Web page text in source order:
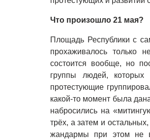
Что произошло 21 мая?
Площадь Республики с
прохаживалось только
состоится вообще, но
группы людей,
протестующие
какой-то момент была
набросились на
трёх, а затем и
жандармы при этом не